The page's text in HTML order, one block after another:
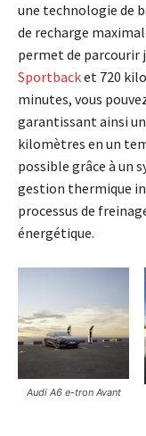
une technologie de
de recharge
permet de parcourir
Sportbacket 720
minutes, vous
garantissant ainsi
kilomètres en un
possible grâce à un
gestion thermique
processus de
énergétique.
Audi A6 e-tron Avant